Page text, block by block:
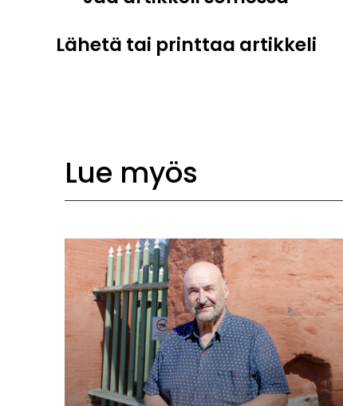
Lähetä tai printtaa artikkeli
Lue myös